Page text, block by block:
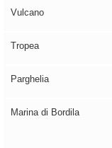
Vulcano
Tropea
Parghelia
Marina di Bordila